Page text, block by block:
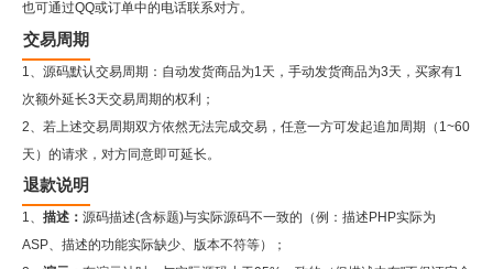
也可通过QQ或订单中的电话联系对方。
交易周期
1、源码默认交易周期：自动发货商品为1天，手动发货商品为3天，买家有1
次额外延长3天交易周期的权利；
2、若上述交易周期双方依然无法完成交易，任意一方可发起追加周期（1~60
天）的请求，对方同意即可延长。
退款说明
1、 描述： 源码描述(含标题)与实际源码不一致的（例：描述PHP实际为
ASP、描述的功能实际缺少、版本不符等）；